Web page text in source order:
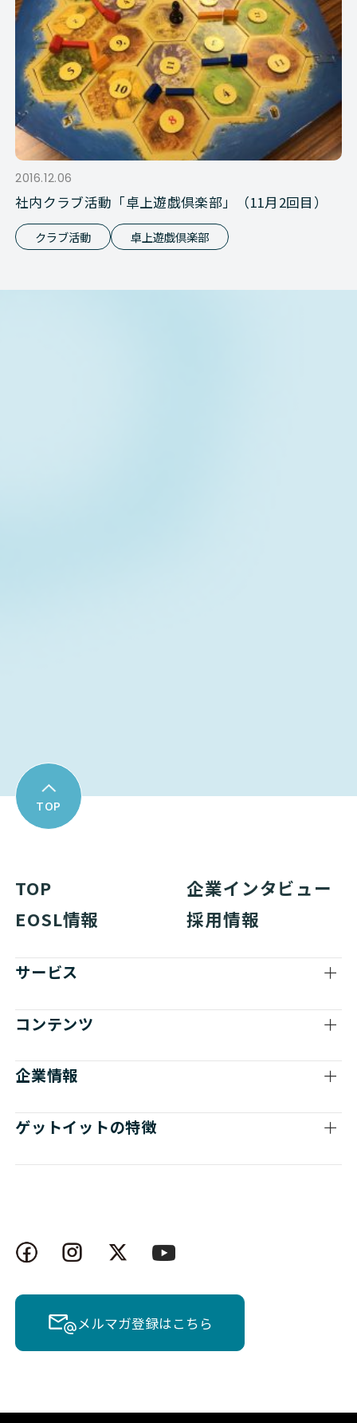
2016.12.06
社内クラブ活動「卓上遊戯倶楽部」（11月2回目）
クラブ活動 卓上遊戯倶楽部
TOP
TOP
企業インタビュー
EOSL情報
採用情報
サービス
コンテンツ
企業情報
ゲットイットの特徴
メルマガ登録はこちら